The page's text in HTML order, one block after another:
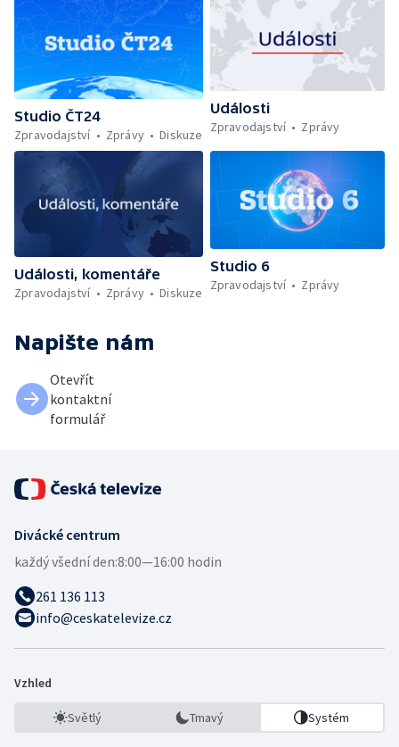
Studio ČT24
Zpravodajství
Zprávy Diskuze
Události
Zpravodajství
Zprávy
Události, komentáře
Zpravodajství
Zprávy Diskuze
Studio 6
Zpravodajství
Zprávy
Napište nám
Otevřít
kontaktní
formulář
Divácké centrum
každý všední den:8:00—16:00 hodin
261 136 113
info@ceskatelevize.cz
Vzhled
Světlý Tmavý Systém